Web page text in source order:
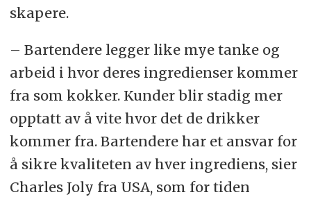
skapere.
– Bartendere legger like mye tanke og
arbeid i hvor deres ingredienser kommer
fra som kokker. Kunder blir stadig mer
opptatt av å vite hvor det de drikker
kommer fra. Bartendere har et ansvar for
å sikre kvaliteten av hver ingrediens, sier
Charles Joly fra USA, som for tiden